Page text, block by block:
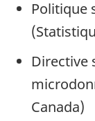
Politique
Directive
Canada)